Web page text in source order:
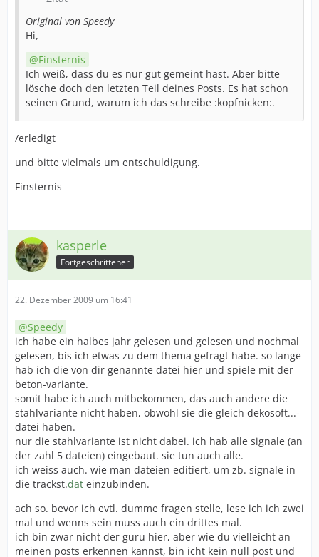
Original von Speedy
Hi,
Finsternis
Ich weiß, dass du es nur gut gemeint hast. Aber bitte
lösche doch den letzten Teil deines Posts. Es hat schon
seinen Grund, warum ich das schreibe :kopfnicken:.
/erledigt
und bitte vielmals um entschuldigung.
Finsternis
kasperle
Fortgeschrittener
22. Dezember 2009 um 16:41
Speedy
ich habe ein halbes jahr gelesen und gelesen und nochmal
gelesen, bis ich etwas zu dem thema gefragt habe. so lange
hab ich die von dir genannte datei hier und spiele mit der
beton-variante.
somit habe ich auch mitbekommen, das auch andere die
stahlvariante nicht haben, obwohl sie die gleich dekosoft...-
datei haben.
nur die stahlvariante ist nicht dabei. ich hab alle signale (an
der zahl 5 dateien) eingebaut. sie tun auch alle.
ich weiss auch. wie man dateien editiert, um zb. signale in
die trackst.dat einzubinden.
ach so. bevor ich evtl. dumme fragen stelle, lese ich ich zwei
mal und wenns sein muss auch ein drittes mal.
ich bin zwar nicht der guru hier, aber wie du vielleicht an
meinen posts erkennen kannst, bin icht kein null post und